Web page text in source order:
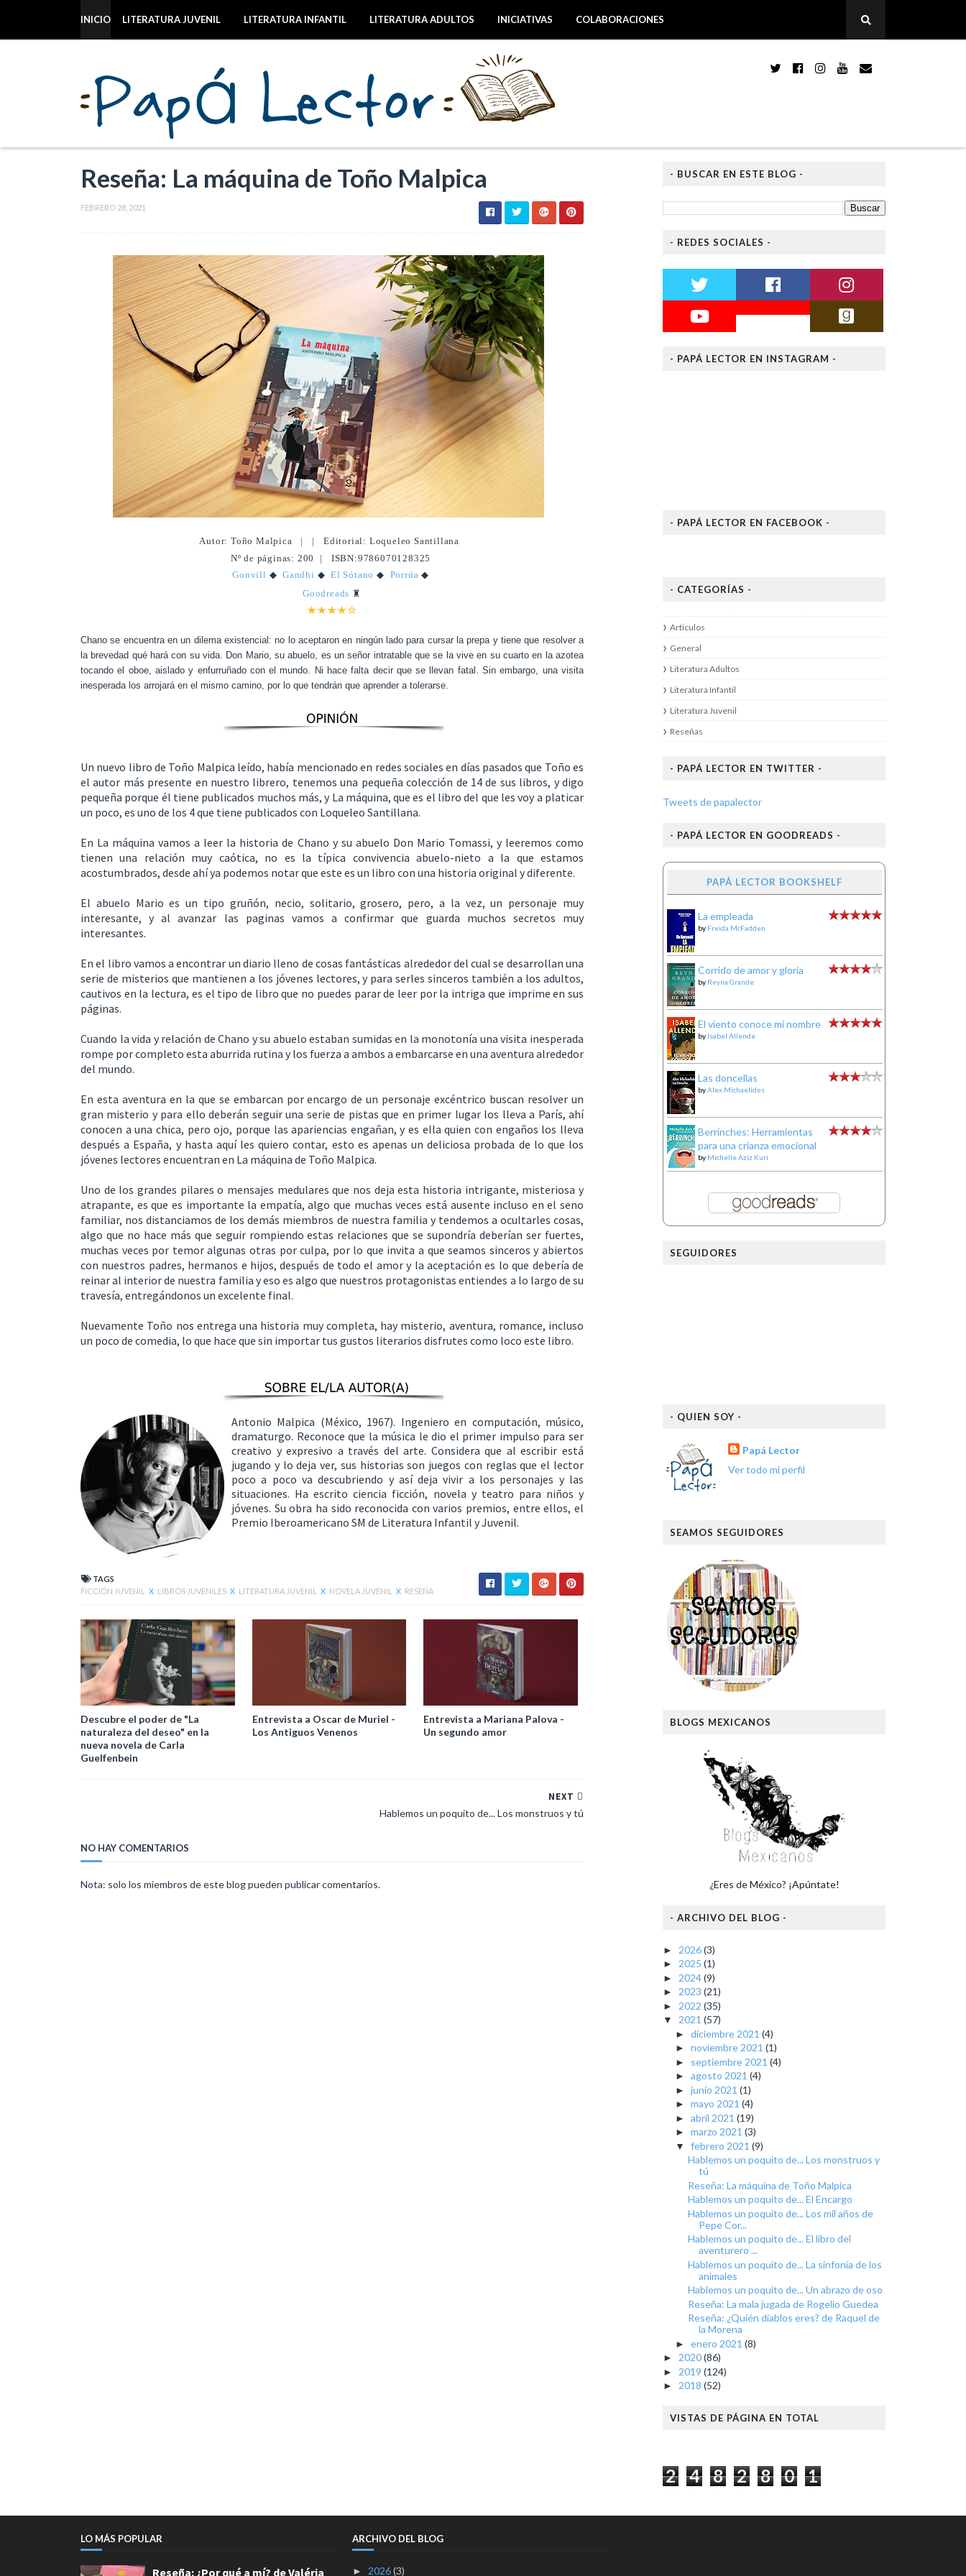
INICIO LITERATURA JUVENIL LITERATURA INFANTIL LITERATURA ADULTOS INICIATIVAS COLABORACIONES
Reseña: La máquina de Toño Malpica
FEBRERO 28, 2021
Autor: Toño Malpica | | Editorial: Loqueleo Santillana
Nº de páginas: 200 | ISBN:9786070128325
Gonvill ◆Gandhi ◆El Sótano ◆ Porrúa ◆
Goodreads ♜
★★★★☆
Chano se encuentra en un dilema existencial: no lo aceptaron en ningún lado para cursar la prepa y tiene que resolver a
la brevedad qué hará con su vida. Don Mario, su abuelo, es un señor intratable que se la vive en su cuarto en la azotea
tocando el oboe, aislado y enfurruñado con el mundo. Ni hace falta decir que se llevan fatal. Sin embargo, una visita
inesperada los arrojará en el mismo camino, por lo que tendrán que aprender a tolerarse.
Un nuevo libro de Toño Malpica leído, había mencionado en redes sociales en días pasados que Toño es
el autor más presente en nuestro librero, tenemos una pequeña colección de 14 de sus libros, y digo
pequeña porque él tiene publicados muchos más, y La máquina, que es el libro del que les voy a platicar
un poco, es uno de los 4 que tiene publicados con Loqueleo Santillana.
En La máquina vamos a leer la historia de Chano y su abuelo Don Mario Tomassi, y leeremos como
tienen una relación muy caótica, no es la típica convivencia abuelo-nieto a la que estamos
acostumbrados, desde ahí ya podemos notar que este es un libro con una historia original y diferente.
El abuelo Mario es un tipo gruñón, necio, solitario, grosero, pero, a la vez, un personaje muy
interesante, y al avanzar las paginas vamos a confirmar que guarda muchos secretos muy
interesantes.
En el libro vamos a encontrar un diario lleno de cosas fantásticas alrededor del cual se desarrollan una
serie de misterios que mantienen a los jóvenes lectores, y para serles sinceros también a los adultos,
cautivos en la lectura, es el tipo de libro que no puedes parar de leer por la intriga que imprime en sus
páginas.
Cuando la vida y relación de Chano y su abuelo estaban sumidas en la monotonía una visita inesperada
rompe por completo esta aburrida rutina y los fuerza a ambos a embarcarse en una aventura alrededor
del mundo.
En esta aventura en la que se embarcan por encargo de un personaje excéntrico buscan resolver un
gran misterio y para ello deberán seguir una serie de pistas que en primer lugar los lleva a París, ahí
conocen a una chica, pero ojo, porque las apariencias engañan, y es ella quien con engaños los lleva
después a España, y hasta aquí les quiero contar, esto es apenas un deliciosa probada de lo que los
jóvenes lectores encuentran en La máquina de Toño Malpica.
Uno de los grandes pilares o mensajes medulares que nos deja esta historia intrigante, misteriosa y
atrapante, es que es importante la empatía, algo que muchas veces está ausente incluso en el seno
familiar, nos distanciamos de los demás miembros de nuestra familia y tendemos a ocultarles cosas,
algo que no hace más que seguir rompiendo estas relaciones que se supondría deberían ser fuertes,
muchas veces por temor algunas otras por culpa, por lo que invita a que seamos sinceros y abiertos
con nuestros padres, hermanos e hijos, después de todo el amor y la aceptación es lo que debería de
reinar al interior de nuestra familia y eso es algo que nuestros protagonistas entiendes a lo largo de su
travesía, entregándonos un excelente final.
Nuevamente Toño nos entrega una historia muy completa, hay misterio, aventura, romance, incluso
un poco de comedia, lo que hace que sin importar tus gustos literarios disfrutes como loco este libro.
Antonio Malpica (México, 1967). Ingeniero en computación, músico,
dramaturgo. Reconoce que la música le dio el primer impulso para ser
creativo y expresivo a través del arte. Considera que al escribir está
jugando y lo deja ver, sus historias son juegos con reglas que el lector
poco a poco va descubriendo y así deja vivir a los personajes y las
situaciones. Ha escrito ciencia ficción, novela y teatro para niños y
jóvenes. Su obra ha sido reconocida con varios premios, entre ellos, el
Premio Iberoamericano SM de Literatura Infantil y Juvenil.
TAGS
FICCIÓN JUVENIL
X LIBROS JUVENILES X LITERATURA JUVENIL X NOVELA JUVENIL X RESEÑA
Descubre el poder de "La
naturaleza del deseo" en la
nueva novela de Carla
Guelfenbein
Entrevista a Oscar de Muriel -
Los Antiguos Venenos
Entrevista a Mariana Palova -
Un segundo amor
NEXT
Hablemos un poquito de... Los monstruos y tú
NO HAY COMENTARIOS
Nota: solo los miembros de este blog pueden publicar comentarios.
- BUSCAR EN ESTE BLOG -
- REDES SOCIALES -
- PAPÁ LECTOR EN INSTAGRAM -
- PAPÁ LECTOR EN FACEBOOK -
- CATEGORÍAS -
Articulos
General
Literatura Adultos
Literatura Infantil
Literatura Juvenil
Reseñas
- PAPÁ LECTOR EN TWITTER -
Tweets de papalector
- PAPÁ LECTOR EN GOODREADS -
PAPÁ LECTOR BOOKSHELF
La empleada
by Freida McFadden
Corrido de amor y gloria
by Reyna Grande
El viento conoce mi nombre
by Isabel Allende
Las doncellas
byAlex Michaelides
Berrinches: Herramientas
para una crianza emocional
by Michelle Aziz Kuri
SEGUIDORES
- QUIEN SOY -
Papá Lector
Ver todo mi perfil
SEAMOS SEGUIDORES
BLOGS MEXICANOS
¿Eres de México? ¡Apúntate!
- ARCHIVO DEL BLOG -
► 2026(3)
► 2025 (1)
► 2024(9)
► 2023 (21)
► 2022 (35)
▼ 2021 (57)
► diciembre 2021 (4)
► noviembre 2021 (1)
► septiembre 2021 (4)
► agosto 2021 (4)
► junio 2021 (1)
► mayo 2021 (4)
► abril 2021 (19)
► marzo 2021 (3)
▼ febrero 2021 (9)
Hablemos un poquito de... Los monstruos y
tú
Reseña: La máquina de Toño Malpica
Hablemos un poquito de... El Encargo
Hablemos un poquito de... Los mil años de
Pepe Cor...
Hablemos un poquito de... El libro del
aventurero ...
Hablemos un poquito de... La sinfonía de los
animales
Hablemos un poquito de... Un abrazo de oso
Reseña: La mala jugada de Rogelio Guedea
Reseña: ¿Quién diablos eres? de Raquel de
la Morena
► enero 2021 (8)
► 2020(86)
► 2019 (124)
► 2018 (52)
VISTAS DE PÁGINA EN TOTAL
2 4 8 2 8 0 1
LO MÁS POPULAR
Reseña: ¿Por qué a mí? de Valéria
ARCHIVO DEL BLOG
► 2026(3)